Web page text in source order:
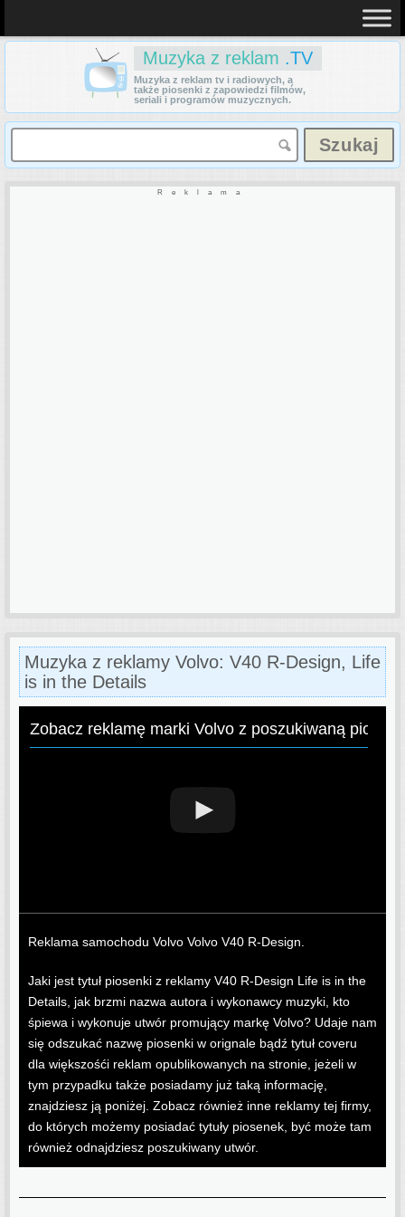
Muzyka z reklam .TV
Muzyka z reklam tv i radiowych, a
także piosenki z zapowiedzi filmów,
seriali i programów muzycznych.
Reklama
Muzyka z reklamy Volvo: V40 R-Design, Life
is in the Details
Zobacz reklamę marki Volvo z poszukiwaną
Reklama samochodu Volvo Volvo V40 R-Design.
Jaki jest tytuł piosenki z reklamy V40 R-Design Life is in the
Details, jak brzmi nazwa autora i wykonawcy muzyki, kto
śpiewa i wykonuje utwór promujący markę Volvo? Udaje nam
się odszukać nazwę piosenki w orignale bądź tytuł coveru
dla większośći reklam opublikowanych na stronie, jeżeli w
tym przypadku także posiadamy już taką informację,
znajdziesz ją poniżej. Zobacz również inne reklamy tej firmy,
do których możemy posiadać tytuły piosenek, być może tam
również odnajdziesz poszukiwany utwór.